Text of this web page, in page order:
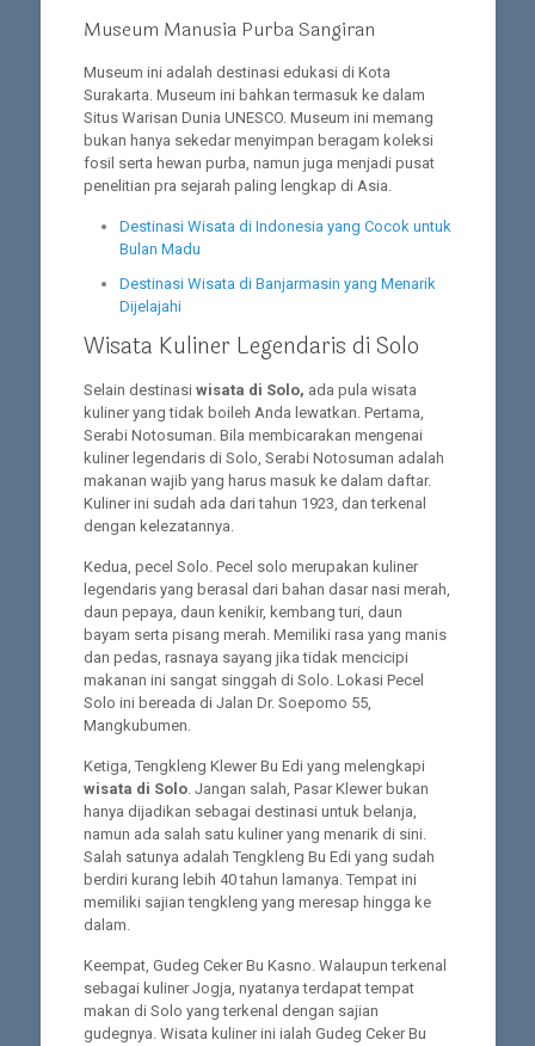
Museum Manusia Purba Sangiran
Museum ini adalah destinasi edukasi di Kota
Surakarta. Museum ini bahkan termasuk ke dalam
Situs Warisan Dunia UNESCO. Museum ini memang
bukan hanya sekedar menyimpan beragam koleksi
fosil serta hewan purba, namun juga menjadi pusat
penelitian pra sejarah paling lengkap di Asia.
Destinasi Wisata di Indonesia yang Cocok untuk
Bulan Madu
Destinasi Wisata di Banjarmasin yang Menarik
Dijelajahi
Wisata Kuliner Legendaris di Solo
Selain destinasi wisata di Solo, ada pula wisata
kuliner yang tidak boileh Anda lewatkan. Pertama,
Serabi Notosuman. Bila membicarakan mengenai
kuliner legendaris di Solo, Serabi Notosuman adalah
makanan wajib yang harus masuk ke dalam daftar.
Kuliner ini sudah ada dari tahun 1923, dan terkenal
dengan kelezatannya.
Kedua, pecel Solo. Pecel solo merupakan kuliner
legendaris yang berasal dari bahan dasar nasi merah,
daun pepaya, daun kenikir, kembang turi, daun
bayam serta pisang merah. Memiliki rasa yang manis
dan pedas, rasnaya sayang jika tidak mencicipi
makanan ini sangat singgah di Solo. Lokasi Pecel
Solo ini bereada di Jalan Dr. Soepomo 55,
Mangkubumen.
Ketiga, Tengkleng Klewer Bu Edi yang melengkapi
wisata di Solo. Jangan salah, Pasar Klewer bukan
hanya dijadikan sebagai destinasi untuk belanja,
namun ada salah satu kuliner yang menarik di sini.
Salah satunya adalah Tengkleng Bu Edi yang sudah
berdiri kurang lebih 40 tahun lamanya. Tempat ini
memiliki sajian tengkleng yang meresap hingga ke
dalam.
Keempat, Gudeg Ceker Bu Kasno. Walaupun terkenal
sebagai kuliner Jogja, nyatanya terdapat tempat
makan di Solo yang terkenal dengan sajian
gudegnya. Wisata kuliner ini ialah Gudeg Ceker Bu